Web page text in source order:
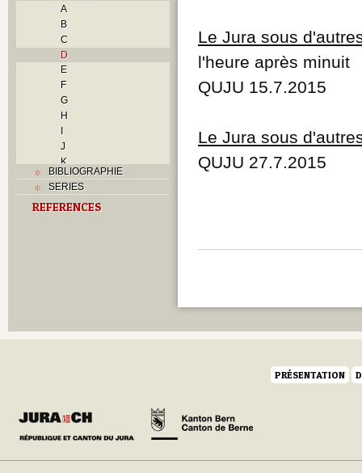
A
B
C
D
E
F
G
H
I
J
K
L
M
N
V
BIBLIOGRAPHIE
SERIES
REFERENCES
Le Jura sous
l'heure après minuit
QUJU 15.7.2015
Le Jura sous
QUJU 27.7.2015
PRÉSENTATION